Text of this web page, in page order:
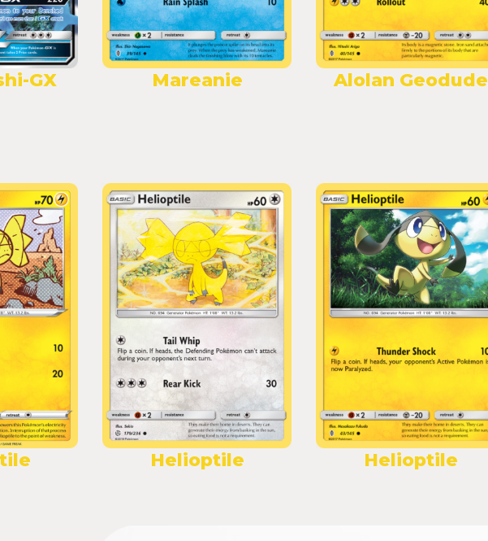
GX Mareanie Alolan Geodude
Helioptile Helioptile